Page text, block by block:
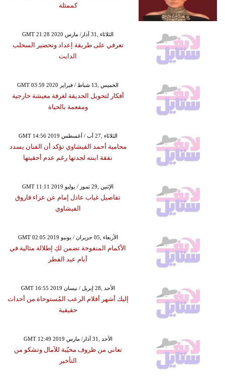
كممثلة
GMT 21:28 2020 الثلاثاء ,31 آذار/ مارس
تعرفي على طريقة إعداد وتحضير السحلب
الدايت
GMT 03:59 2020 الخميس ,13 شباط / فبراير
أفكار لتحويل الحديقة لغرفة معيشة خارجية
ومفعمة بالحياة
GMT 14:56 2019 الثلاثاء ,27 آب / أغسطس
محامية أحمد الفيشاوي تؤكد أن الفنان يسدد
نفقة ابنته لجدتها رغم عدم أحقيتها
GMT 11:11 2019 الإثنين ,29 تموز / يوليو
تفاصيل غياب عادل إمام عن عزاء فاروق
الفيشاوي
GMT 02:05 2019 الأربعاء ,05 حزيران / يونيو
الأكمام المنفوخة تضمن لكِ إطلالة مثالية في
أيام عيد الفطر
GMT 16:55 2019 الأحد ,28 إبريل / نيسان
إليك أشهر أفلام الرعب المُستوحاة من أحداث
حقيقية
GMT 12:49 2019 الأحد ,31 آذار/ مارس
تعاني من ظروف مخيّبة للآمال وتشكو من
التأخير